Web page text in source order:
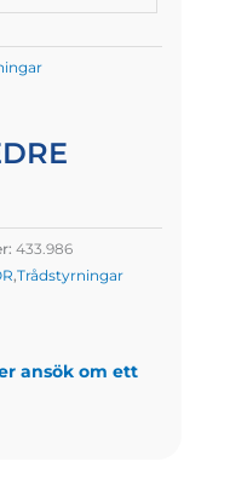
433.986
,Trådstyrningar
ansök om ett